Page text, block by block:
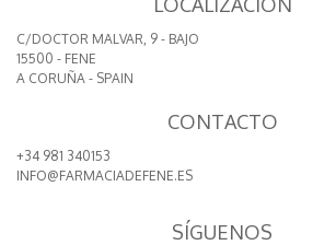
C/DOCTOR MALVAR, 9 - BAJO
15500 - FENE
A CORUÑA - SPAIN
CONTACTO
+34 981 340153
INFO@FARMACIADEFENE.ES
SÍGUENOS